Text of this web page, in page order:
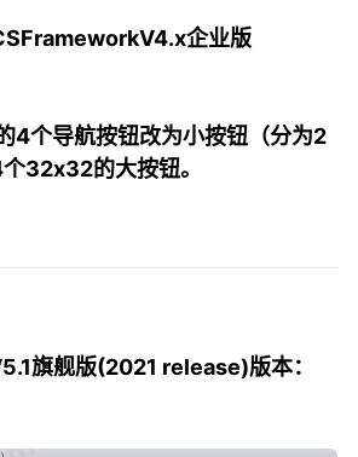
企业版
4个导航按钮改为小按钮（分为2
32x32的大按钮。
旗舰版(2021 release)版本：